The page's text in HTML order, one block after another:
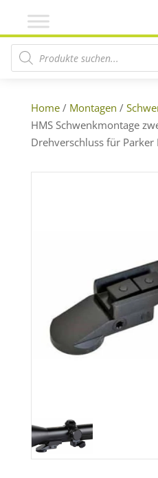
Products search
Home/ Montagen /
HMS Schwenkmontage
Drehverschluss für Parker